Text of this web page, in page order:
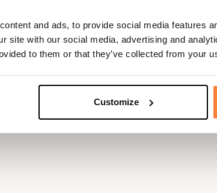
and ads, to provide social media features
site with our social media, advertising and
to them or that they’ve collected from your
Customize